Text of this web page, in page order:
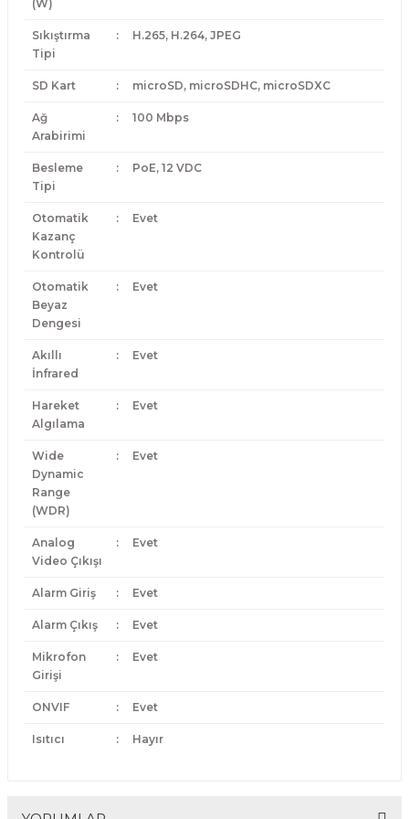
(W)
Sıkıştırma
Tipi
: H.265, H.264, JPEG
SD Kart : microSD, microSDHC, microSDXC
Ağ
Arabirimi
: 100 Mbps
Besleme
Tipi
: PoE, 12 VDC
Otomatik
Kazanç
Kontrolü
: Evet
Otomatik
Beyaz
Dengesi
: Evet
Akıllı
İnfrared
: Evet
Hareket
Algılama
: Evet
Wide
Dynamic
Range
(WDR)
: Evet
Analog
Video Çıkışı
: Evet
Alarm Giriş : Evet
Alarm Çıkış : Evet
Mikrofon
Girişi
: Evet
ONVIF : Evet
Isıtıcı : Hayır